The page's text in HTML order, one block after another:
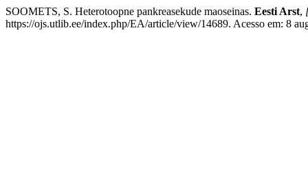
SOOMETS, S. Heterotoopne pankreasekude maoseinas. Eesti Arst,
https://ojs.utlib.ee/index.php/EA/article/view/14689. Acesso em: 8